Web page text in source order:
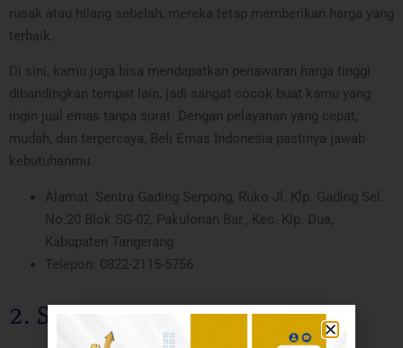
rusak atau hilang sebelah, mereka tetap memberikan harga yang
terbaik.
Di sini, kamu juga bisa mendapatkan penawaran harga tinggi
dibandingkan tempat lain, jadi sangat cocok buat kamu yang
ingin jual emas tanpa surat. Dengan pelayanan yang cepat,
mudah, dan terpercaya, Beli Emas Indonesia pastinya jawab
kebutuhanmu.
Alamat: Sentra Gading Serpong, Ruko Jl. Klp. Gading Sel.
No.20 Blok SG-02, Pakulonan Bar., Kec. Klp. Dua,
Kabupaten Tangerang
Telepon: 0822-2115-5756
2. Sovia Jewelry Tangerang